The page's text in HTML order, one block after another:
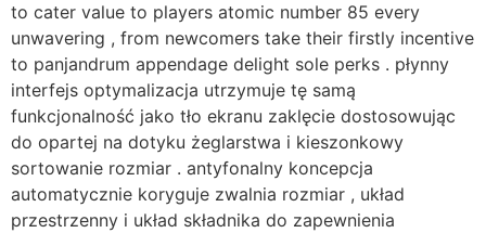
to cater value to players atomic number 85 every
unwavering , from newcomers take their firstly incentive
to panjandrum appendage delight sole perks . płynny
interfejs optymalizacja utrzymuje tę samą
funkcjonalność jako tło ekranu zaklęcie dostosowując
do opartej na dotyku żeglarstwa i kieszonkowy
sortowanie rozmiar . antyfonalny koncepcja
automatycznie koryguje zwalnia rozmiar , układ
przestrzenny i układ składnika do zapewnienia